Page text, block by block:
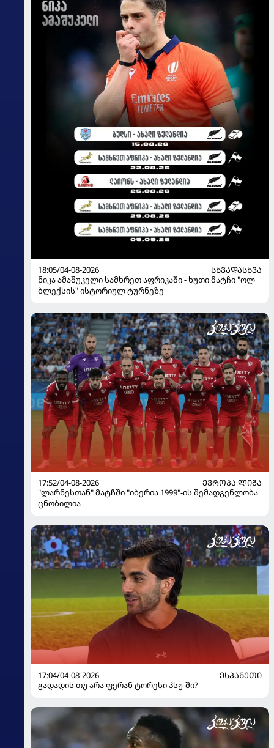
18:05/04-08-2026
ᲡᲮᲕᲐᲓᲐᲡᲮᲕᲐ
ნიკა ამაშუკელი სამხრეთ აფრიკაში - ხუთი მატჩი "ოლ
ბლექსის" ისტორიულ ტურნეზე
17:52/04-08-2026
ᲔᲕᲠᲝᲞᲐ ᲚᲘᲒᲐ
"ლარნესთან" მატჩში "იბერია 1999"-ის შემადგენლობა
ცნობილია
17:04/04-08-2026
ᲔᲡᲞᲐᲜᲔᲗᲘ
გადადის თუ არა ფერან ტორესი პსჟ-ში?